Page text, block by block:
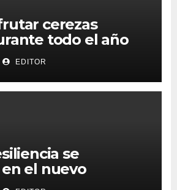
cerezas
todo el año
EDITOR
se
el nuevo
proteger a las